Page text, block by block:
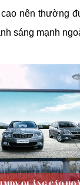
nên thường
sáng mạnh